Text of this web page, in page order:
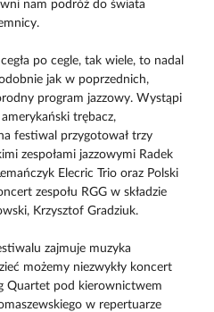
nam podróż do świata
po cegle, tak wiele, to nadal
jak w poprzednich,
program jazzowy. Wystąpi
trębacz,
festiwal przygotował trzy
zespołami jazzowymi Radek
Elecric Trio oraz Polski
zespołu RGG w składzie
Krzysztof Gradziuk.
zajmuje muzyka
możemy niezwykły koncert
Quartet pod kierownictwem
w repertuarze